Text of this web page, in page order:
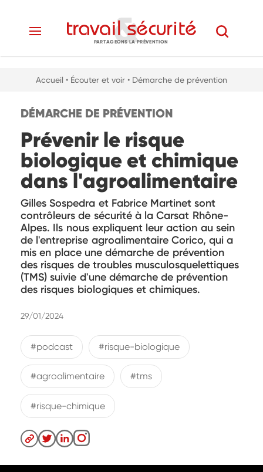
PARTAGEONS LA PRÉVENTION
Accueil • Écouter et voir • Démarche de prévention
DÉMARCHE DE PRÉVENTION
Prévenir le risque
biologique et chimique
dans l'agroalimentaire
Gilles Sospedra et Fabrice Martinet sont
contrôleurs de sécurité à la Carsat Rhône-
Alpes. Ils nous expliquent leur action au sein
de l'entreprise agroalimentaire Corico, qui a
mis en place une démarche de prévention
des risques de troubles musculosquelettiques
(TMS) suivie d'une démarche de prévention
des risques biologiques et chimiques.
29/01/2024
#podcast #risque-biologique
#agroalimentaire #tms
#risque-chimique